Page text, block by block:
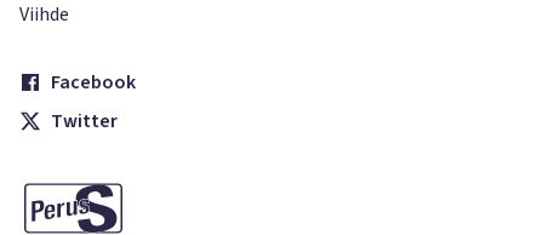
Viihde
Facebook
Twitter